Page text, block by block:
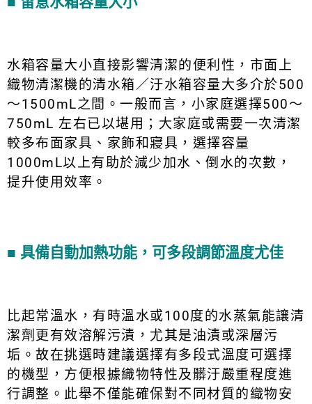
水箱容量大小直接影響清潔的便利性，市面上
織物清潔機的清水箱／汙水箱容量大多介於500
～1500mL之間。一般而言，小家庭選擇500～
750mL 左右已以堪用；大家庭或需要一次清潔
較多布面家具、家飾和寢具，選擇容量
1000mL以上有助於減少加水、倒水的次數，
提升使用效率。
■ 具備自動加熱功能，可多段調節溫度尤佳
比起常溫水，有時溫水或100度的水蒸氣能讓清
潔劑更有效溶解污漬，尤其是油漬或深層污
垢。故在挑選時建議選擇有多段式溫度可選擇
的機型，方便根據織物特性及髒汙嚴重程度進
行調整。此舉不僅能確保對不同材質的織物安